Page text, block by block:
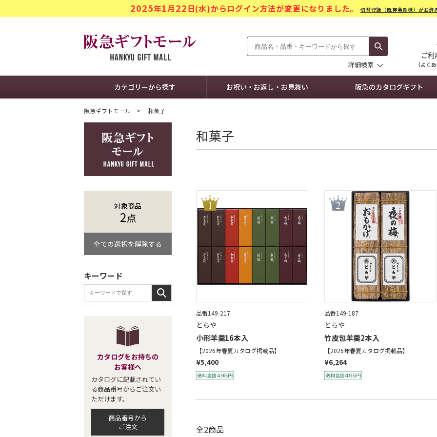
2025年1月22日(水)からログイン方法が変更になりました。切替登録（既存会員様）がお済
阪急ギフトモール Hankyu Gift Mall
詳細検索
カテゴリーから探す お祝い・お返し・お見舞い 阪急のカタログギフト
阪急ギフトモール 和菓子
和菓子
品番149-217
とらや
小形羊羹16本入
【2026年春夏カタログ掲載品】
¥5,400
品番149-187
とらや
竹皮包羊羹2本入
【2026年春夏カタログ掲載品】
¥6,264
全2商品
対象商品
2点
全ての選択を解除する
キーワード
カタログをお持ちの
お客様へ
カタログに記載されてい
る商品番号からご注文い
ただけます。
商品番号から
ご注文